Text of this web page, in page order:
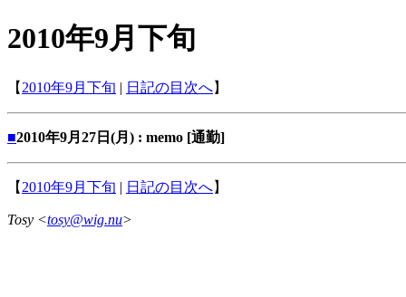
2010年9月下旬
【 2010年9月下旬 | 日記の目次へ】
■2010年9月27日(月) : memo [通勤]
【 2010年9月下旬 | 日記の目次へ】
Tosy <tosy@wig.nu>